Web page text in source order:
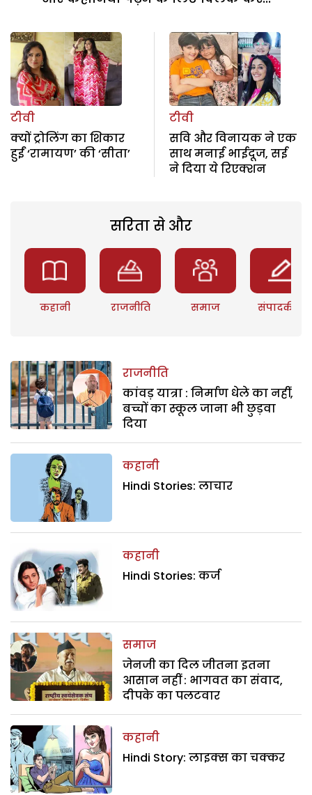
टीवी
क्यों ट्रोलिंग का शिकार
हुईं ‘रामायण’ की ‘सीता’
टीवी
सवि और विनायक ने एक
साथ मनाई भाईदूज, सई
ने दिया ये रिएक्शन
सरिता से और
कहानी राजनीति समाज संपादकीय
राजनीति
कांवड़ यात्रा : निर्माण धेले का नहीं,
बच्चों का स्कूल जाना भी छुड़वा
दिया
कहानी
Hindi Stories: लाचार
कहानी
Hindi Stories: कर्ज
समाज
जेनजी का दिल जीतना इतना
आसान नहीं : भागवत का संवाद,
दीपके का पलटवार
कहानी
Hindi Story: लाइक्स का चक्कर